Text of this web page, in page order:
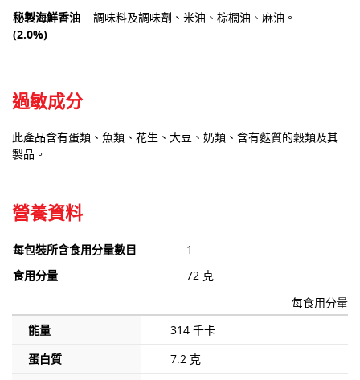
秘製海鮮香油
(2.0%)
調味料及調味劑、米油、棕櫚油、麻油。
過敏成分
此產品含有蛋類、魚類、花生、大豆、奶類、含有麩質的穀類及其
製品。
營養資料
每包裝所含食用分量數目
1
食用分量
72 克
每食用分量
能量
314 千卡
蛋白質
7.2 克